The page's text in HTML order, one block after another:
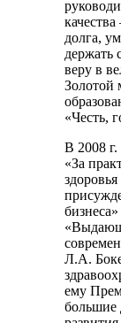
долга,
держать
веру в
Золотой
«Честь,
В 2008
«За
Л.А.
ему
большие